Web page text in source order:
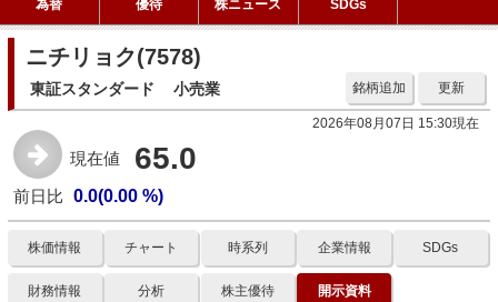
為替 優待 株ニュース SDGs
ニチリョク(7578)
東証スタンダード 小売業 更新
銘柄追加
2026年08月07日 15:30現在
現在値 65.0
前日比 0.0(0.00 %)
株価情報 チャート 時系列 企業情報 SDGs
財務情報 分析 株主優待 開示資料